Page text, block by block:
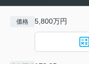
価格 5,800万円